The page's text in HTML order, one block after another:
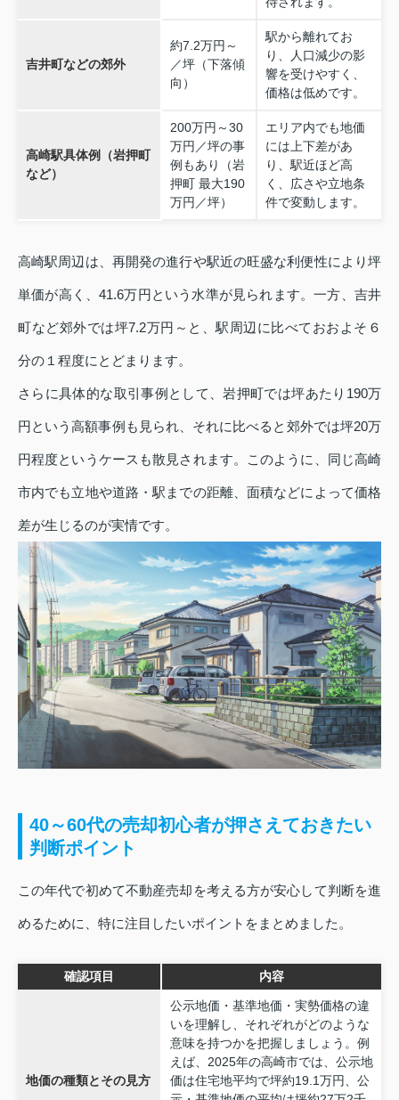
吉井町などの郊外
約7.2万円～
／坪（下落傾
向）
駅から離れてお
り、人口減少の影
響を受けやすく、
価格は低めです。
高崎駅具体例（岩押町
など）
200万円～30
万円／坪の事
例もあり（岩
押町 最大190
万円／坪）
エリア内でも地価
には上下差があ
り、駅近ほど高
く、広さや立地条
件で変動します。
高崎駅周辺は、再開発の進行や駅近の旺盛な利便性により坪
単価が高く、41.6万円という水準が見られます。一方、吉井
町など郊外では坪7.2万円～と、駅周辺に比べておおよそ６
分の１程度にとどまります。
さらに具体的な取引事例として、岩押町では坪あたり190万
円という高額事例も見られ、それに比べると郊外では坪20万
円程度というケースも散見されます。このように、同じ高崎
市内でも立地や道路・駅までの距離、面積などによって価格
差が生じるのが実情です。
40～60代の売却初心者が押さえておきたい
判断ポイント
この年代で初めて不動産売却を考える方が安心して判断を進
めるために、特に注目したいポイントをまとめました。
確認項目 内容
地価の種類とその見方
公示地価・基準地価・実勢価格の違
いを理解し、それぞれがどのような
意味を持つかを把握しましょう。例
えば、2025年の高崎市では、公示地
価は住宅地平均で坪約19.1万円、公